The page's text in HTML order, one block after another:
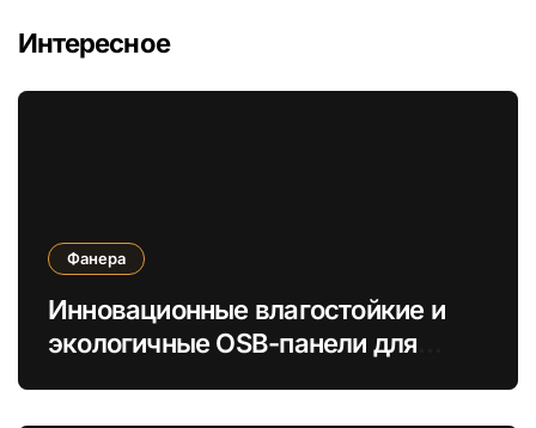
Интересное
Фанера
Инновационные влагостойкие и
экологичные OSB-панели для